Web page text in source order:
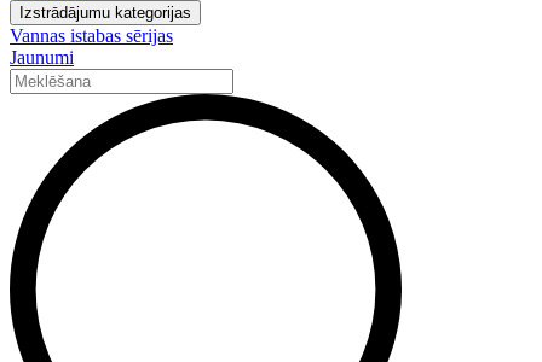
Izstrādājumu kategorijas
Vannas istabas sērijas
Jaunumi